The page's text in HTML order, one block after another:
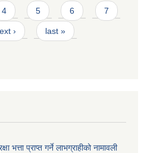
4 5 6 7
› last »
प्राप्त गर्ने लाभग्राहीको नामावली